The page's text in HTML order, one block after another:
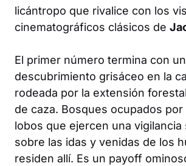
licántropo que rivalice con los
cinematográficos clásicos de
El primer número termina con un
descubrimiento grisáceo en la
rodeada por la extensión
de caza. Bosques ocupados por
lobos que ejercen una vigilancia
sobre las idas y venidas de los
residen allí. Es un payoff